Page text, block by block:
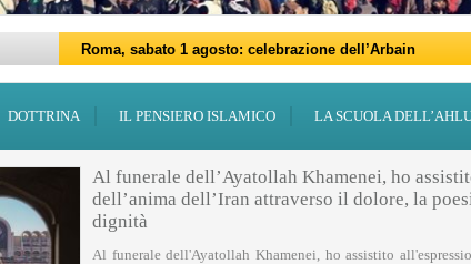
Roma, sabato 1 agosto: celebrazione dell’Arbain
Roma, 15-25 giugno: programmi per il mese di
Roma, sabato 6 giugno: Eid al-Ghadir
27 maggio: Eid al-Adha (Festa del Sacrificio)
‘Id al-Fitr sarà sabato 21 marzo
ZAKATUL-FITR 1447 – 2026
Programmi per la notte di Qadr a Roma
I programmi del Centro Islamico Imam Mahdi di Roma
Domani giovedì 19 febbraio primo giorno di Ramadan
Roma, sabato 14 febbraio: docufilm “Rivoluzione”
DOTTRINA IL PENSIERO ISLAMICO LA SCUOLA
Al funerale dell’Ayatollah Khamenei, ho
dell’anima dell’Iran attraverso il dolore, la
dignità
Al funerale dell'Ayatollah Khamenei, ho assistito